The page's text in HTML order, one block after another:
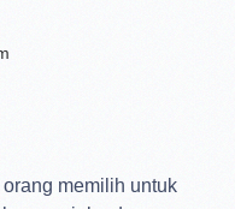
memilih untuk